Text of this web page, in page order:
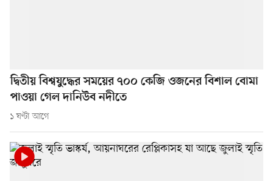
দ্বিতীয় বিশ্বযুদ্ধের সময়ের ৭০০ কেজি ওজনের বিশাল বোমা
পাওয়া গেল দানিউব নদীতে
১ ঘণ্টা আগে